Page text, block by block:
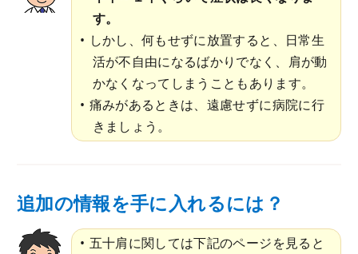
す。
しかし、何もせずに放置すると、日常生
活が不自由になるばかりでなく、肩が動
かなくなってしまうこともあります。
痛みがあるときは、遠慮せずに病院に行
きましょう。
追加の情報を手に入れるには？
五十肩に関しては下記のページを見ると